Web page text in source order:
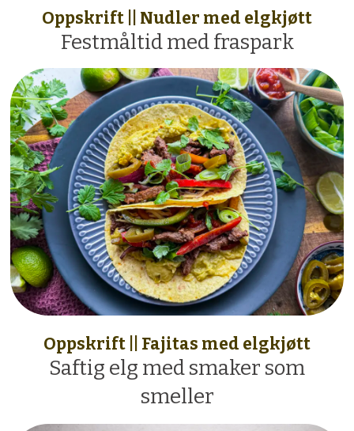
Oppskrift || Nudler med elgkjøtt
Festmåltid med fraspark
Oppskrift || Fajitas med elgkjøtt
Saftig elg med smaker som
smeller